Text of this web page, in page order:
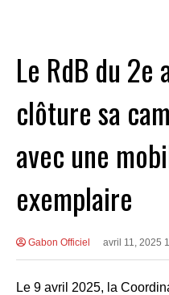
Le RdB du
clôture sa
avec une
exemplaire
Gabon Officiel avril 11, 2025
Le 9 avril 2025, la